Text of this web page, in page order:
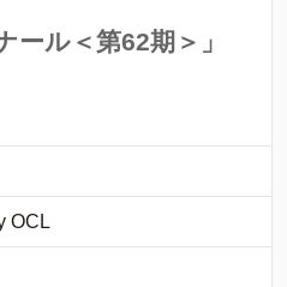
ール＜第62期＞」
OCL